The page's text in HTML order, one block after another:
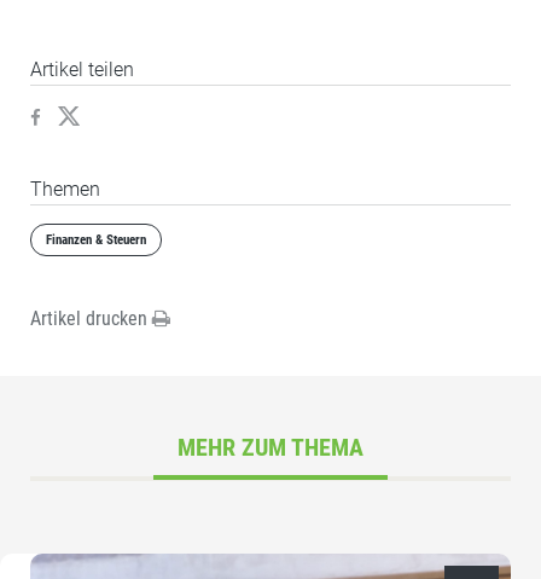
Artikel teilen
Themen
Finanzen & Steuern
Artikel drucken
MEHR ZUM THEMA